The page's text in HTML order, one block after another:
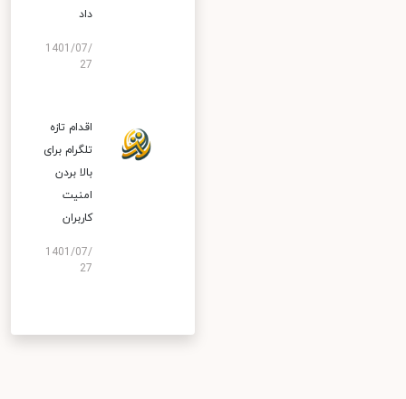
داد
1401/07/
27
اقدام تازه
تلگرام برای
بالا بردن
امنیت
کاربران
1401/07/
27